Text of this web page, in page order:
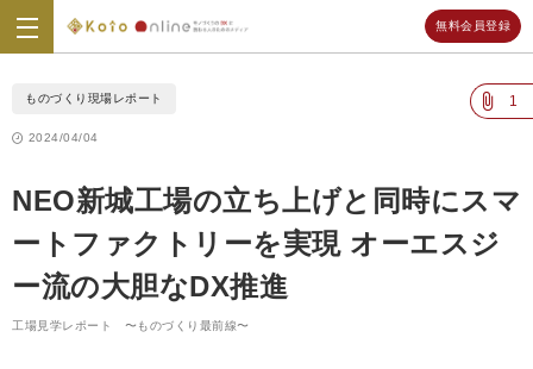
Koto
無料会員登録
ものづくり現場レポート 1
2024/04/04
NEO新城工場の立ち上げと同時にスマ
ートファクトリーを実現 オーエスジ
ー流の大胆なDX推進
工場見学レポート 〜ものづくり最前線〜